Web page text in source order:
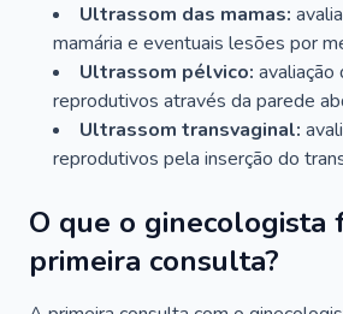
Ultrassom das mamas:
mamária e eventuais lesões por
Ultrassom pélvico: avaliação
reprodutivos através da parede
Ultrassom transvaginal:
reprodutivos pela inserção do
O que o ginecologista
primeira consulta?